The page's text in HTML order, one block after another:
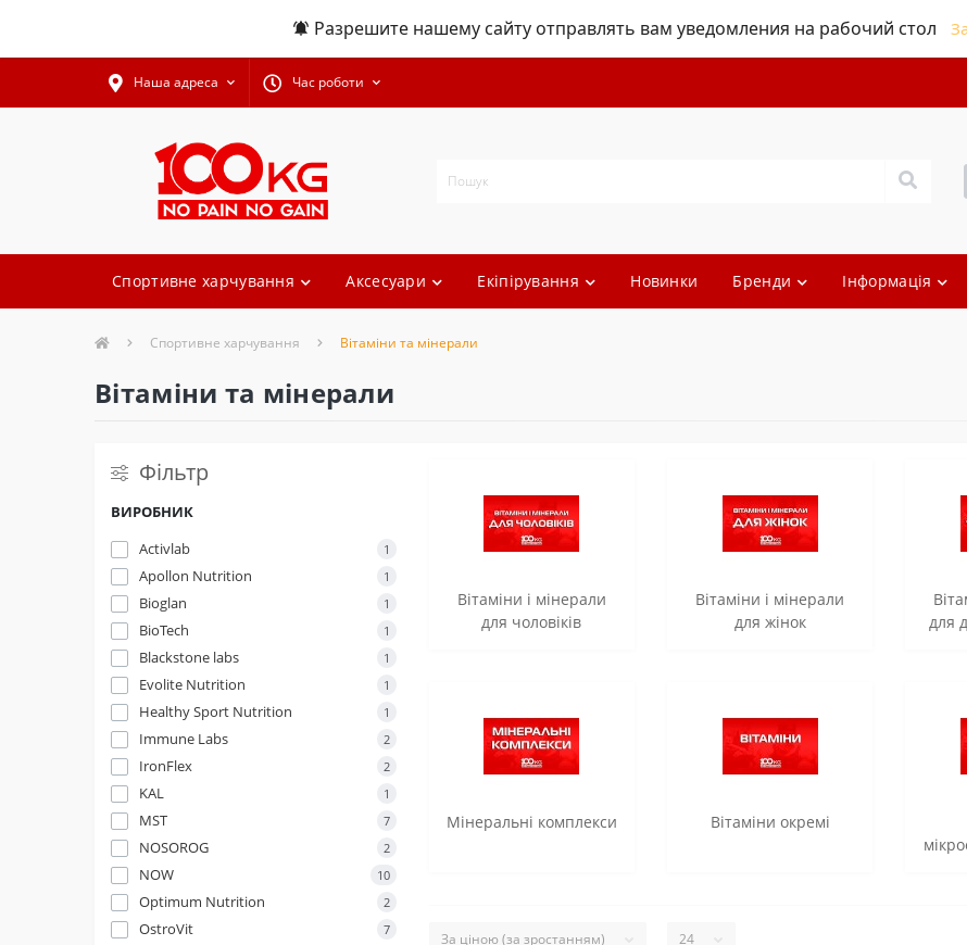
Разрешите нашему сайту отправлять вам уведомления на рабочий стол
Наша адреса Час роботи
Спортивне харчування Аксесуари Екіпірування Новинки Бренди Інформація
Спортивне харчування Вітаміни та мінерали
Вітаміни та мінерали
Фільтр
ВИРОБНИК
Activlab
1
Apollon Nutrition 1
Bioglan 1
BioTech 1
Blackstone labs 1
Evolite Nutrition 1
Healthy Sport Nutrition 1
Immune Labs 2
IronFlex 2
KAL 1
MST 7
NOSOROG 2
NOW 10
Optimum Nutrition 2
OstroVit 7
Вітаміни і мінерали
для чоловіків
Вітаміни і мінерали
для жінок
для
Мінеральні комплекси Вітаміни окремі